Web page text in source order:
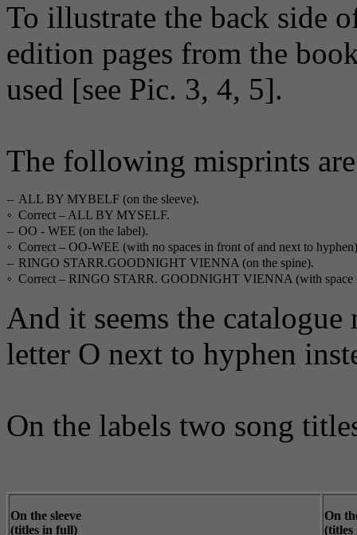
To illustrate the back side
edition pages from the
used [see Pic. 3, 4, 5].
The following misprints
– ALL BY MYBELF (on the sleeve).
◦ Correct – ALL BY MYSELF.
– OO - WEE (on the label).
◦ Correct – OO-WEE (with no spaces in front of and next to
– RINGO STARR.GOODNIGHT VIENNA (on the spine).
◦ Correct – RINGO STARR. GOODNIGHT VIENNA (with space
And it seems the
letter O next to hyphen
On the labels two song
On the sleeve
(titles in full)
On
(titles